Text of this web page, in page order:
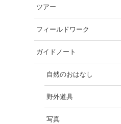
ツアー
フィールドワーク
ガイドノート
自然のおはなし
野外道具
写真